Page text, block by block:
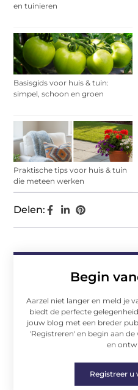
en tuinieren
Basisgids voor huis & tuin:
simpel, schoon en groen
Praktische tips voor huis & tuin
die meteen werken
Begin
Aarzel niet langer en meld je
biedt de perfecte
jouw blog met een breder
'Registreren' en begin aan
en
Registreer u
Delen: